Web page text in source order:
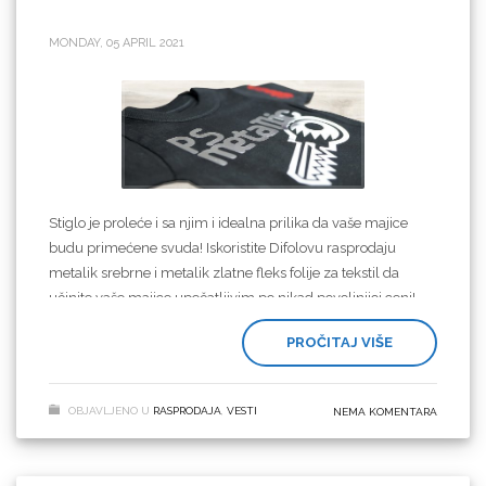
MONDAY, 05 APRIL 2021
Stiglo je proleće i sa njim i idealna prilika da vaše majice
budu primećene svuda! Iskoristite Difolovu rasprodaju
metalik srebrne i metalik zlatne fleks folije za tekstil da
učinite vaše majice upečatljivim po nikad povoljnijoj ceni!
Metalik srebrnu i zlatnu u narednom periodu možete
nabaviti po čak 30% jeftinijoj ceni, do isteka zaliha! Požurite,
trenutku!
PROČITAJ VIŠE
OBJAVLJENO U RASPRODAJA VESTI NEMA KOMENTARA